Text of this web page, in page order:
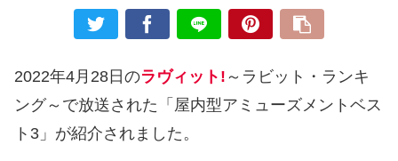
2022年4月28日のラヴィット! ～ラビット・ランキ
ング～で放送された「屋内型アミューズメントベス
ト3」が紹介されました。